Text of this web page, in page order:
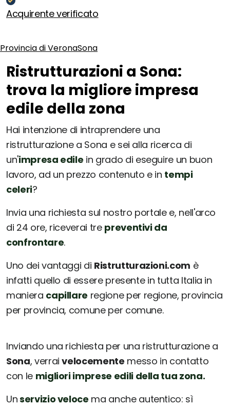
Acquirente verificato
Provincia di VeronaSona
Ristrutturazioni a Sona:
trova la migliore impresa
edile della zona
Hai intenzione di intraprendere una
ristrutturazione a Sona e sei alla ricerca di
un'impresa edile in grado di eseguire un buon
lavoro, ad un prezzo contenuto e in tempi
celeri?
Invia una richiesta sul nostro portale e, nell'arco
di 24 ore, riceverai tre preventivi da
confrontare.
Uno dei vantaggi di Ristrutturazioni.com è
infatti quello di essere presente in tutta Italia in
maniera capillare regione per regione, provincia
per provincia, comune per comune.
Inviando una richiesta per una ristrutturazione a
Sona, verraivelocemente messo in contatto
con le migliori imprese edili della tua zona.
Unservizio veloce ma anche autentico: sì